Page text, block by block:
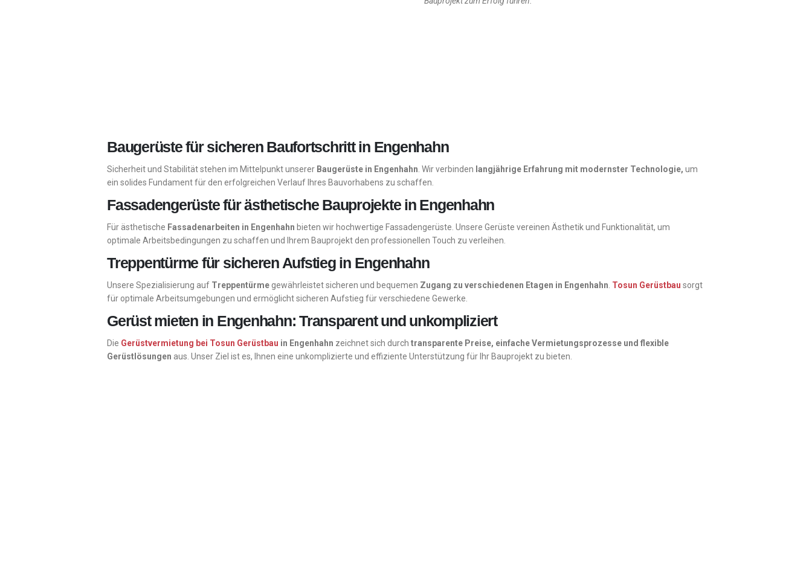
Baugerüste für sicheren Baufortschritt in Engenhahn
Sicherheit und Stabilität stehen im Mittelpunkt unserer Baugerüste in Engenhahn . Wir verbinden langjährige Erfahrung mit modernster Technologie, um
ein solides Fundament für den erfolgreichen Verlauf Ihres Bauvorhabens zu schaffen.
Fassadengerüste für ästhetische Bauprojekte in Engenhahn
Für ästhetische Fassadenarbeiten in Engenhahn bieten wir hochwertige Fassadengerüste. Unsere Gerüste vereinen Ästhetik und Funktionalität, um
optimale Arbeitsbedingungen zu schaffen und Ihrem Bauprojekt den professionellen Touch zu verleihen.
Treppentürme für sicheren Aufstieg in Engenhahn
Unsere Spezialisierung auf Treppentürme gewährleistet sicheren und bequemen Zugang zu verschiedenen Etagen in Engenhahn Tosun Gerüstbau sorgt
für optimale Arbeitsumgebungen und ermöglicht sicheren Aufstieg für verschiedene Gewerke.
Gerüst mieten in Engenhahn: Transparent und unkompliziert
Die Gerüstvermietung bei Tosun Gerüstbau in Engenhahn zeichnet sich durch transparente Preise, einfache Vermietungsprozesse und flexible
Gerüstlösungen aus. Unser Ziel ist es, Ihnen eine unkomplizierte und effiziente Unterstützung für Ihr Bauprojekt zu bieten.